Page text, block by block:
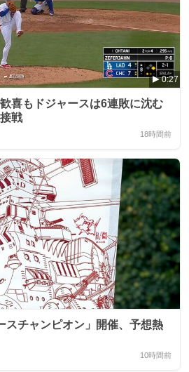
0:27
喜もドジャースは6連敗に沈む
戦
18時間前
スチャンピオン」開催、予想熱
10時間前